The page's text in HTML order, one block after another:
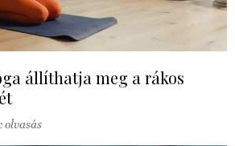
állíthatja meg a rákos
olvasás